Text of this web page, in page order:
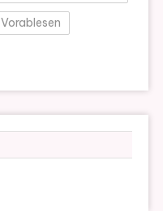
Vorablesen